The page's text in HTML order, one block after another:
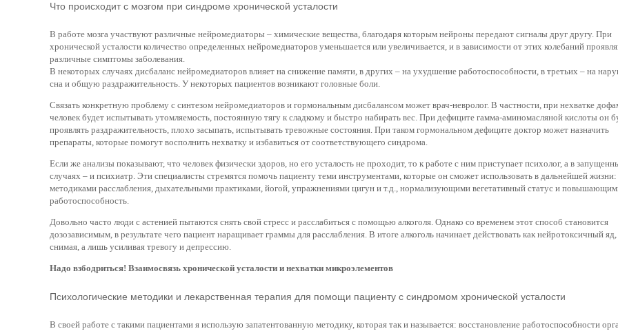
Что происходит с мозгом при синдроме хронической усталости
В работе мозга участвуют различные нейромедиаторы – химические вещества, благодаря которым нейроны передают сигналы друг другу. При
хронической усталости количество определенных нейромедиаторов уменьшается или увеличивается, и в зависимости от этих колебаний
различные симптомы заболевания.
В некоторых случаях дисбаланс нейромедиаторов влияет на снижение памяти, в других – на ухудшение работоспособности, в третьих – на
сна и общую раздражительность. У некоторых пациентов возникают головные боли.
Связать конкретную проблему с синтезом нейромедиаторов и гормональным дисбалансом может врач-невролог. В частности, при нехватке
человек будет испытывать утомляемость, постоянную тягу к сладкому и быстро набирать вес. При дефиците гамма-аминомасляной кислоты он
проявлять раздражительность, плохо засыпать, испытывать тревожные состояния. При таком гормональном дефиците доктор может назначить
препараты, которые помогут восполнить нехватку и избавиться от соответствующего синдрома.
Если же анализы показывают, что человек физически здоров, но его усталость не проходит, то к работе с ним приступает психолог, а в
случаях – и психиатр. Эти специалисты стремятся помочь пациенту теми инструментами, которые он сможет использовать в дальнейшей жизни:
методиками расслабления, дыхательными практиками, йогой, упражнениями цигун и т.д., нормализующими вегетативный статус и
работоспособность.
Довольно часто люди с астенией пытаются снять свой стресс и расслабиться с помощью алкоголя. Однако со временем этот способ становится
дозозависимым, в результате чего пациент наращивает граммы для расслабления. В итоге алкоголь начинает действовать как нейротоксичный
снимая, а лишь усиливая тревогу и депрессию.
Надо взбодриться! Взаимосвязь хронической усталости и нехватки микроэлементов
Психологические методики и лекарственная терапия для помощи пациенту с синдромом хронической усталости
В своей работе с такими пациентами я использую запатентованную методику, которая так и называется: восстановление работоспособности